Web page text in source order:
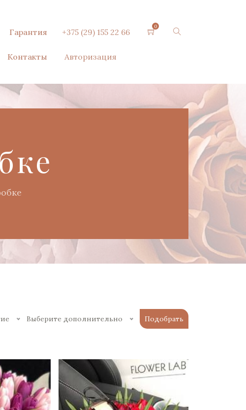
Гарантия
Контакты
+375 (29) 155 22 66
0
Авторизация
Выберите дополнительно Подобрать